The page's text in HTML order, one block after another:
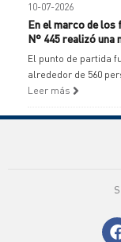
10-07-2026
En el marco de
N° 445 realizó
El punto de partida
alrededor de 560
Leer más